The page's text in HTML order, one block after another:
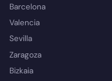
Barcelona
Valencia
Sevilla
Zaragoza
Bizkaia